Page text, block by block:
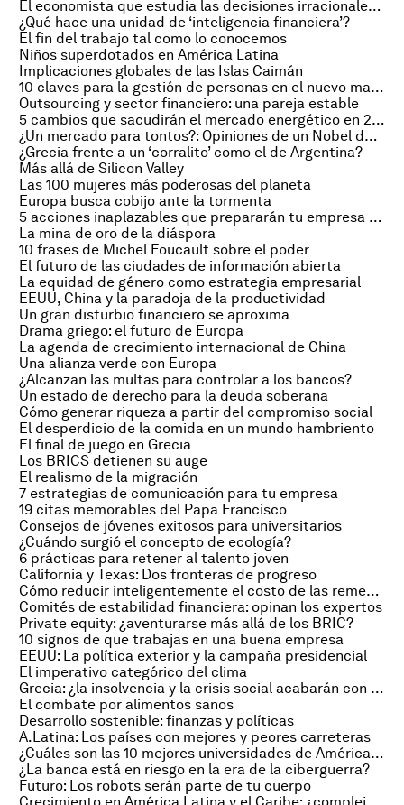
El economista que estudia las decisiones irracionales del dinero
¿Qué hace una unidad de ‘inteligencia financiera’?
El fin del trabajo tal como lo conocemos
Niños superdotados en América Latina
Implicaciones globales de las Islas Caimán
10 claves para la gestión de personas en el nuevo management
Outsourcing y sector financiero: una pareja estable
5 cambios que sacudirán el mercado energético en 25 años
¿Un mercado para tontos?: Opiniones de un Nobel de Economía
¿Grecia frente a un ‘corralito’ como el de Argentina?
Más allá de Silicon Valley
Las 100 mujeres más poderosas del planeta
Europa busca cobijo ante la tormenta
5 acciones inaplazables que prepararán tu empresa para el futuro
La mina de oro de la diáspora
10 frases de Michel Foucault sobre el poder
El futuro de las ciudades de información abierta
La equidad de género como estrategia empresarial
EEUU, China y la paradoja de la productividad
Un gran disturbio financiero se aproxima
Drama griego: el futuro de Europa
La agenda de crecimiento internacional de China
Una alianza verde con Europa
¿Alcanzan las multas para controlar a los bancos?
Un estado de derecho para la deuda soberana
Cómo generar riqueza a partir del compromiso social
El desperdicio de la comida en un mundo hambriento
El final de juego en Grecia
Los BRICS detienen su auge
El realismo de la migración
7 estrategias de comunicación para tu empresa
19 citas memorables del Papa Francisco
Consejos de jóvenes exitosos para universitarios
¿Cuándo surgió el concepto de ecología?
6 prácticas para retener al talento joven
California y Texas: Dos fronteras de progreso
Cómo reducir inteligentemente el costo de las remesas
Comités de estabilidad financiera: opinan los expertos
Private equity: ¿aventurarse más allá de los BRIC?
10 signos de que trabajas en una buena empresa
EEUU: La política exterior y la campaña presidencial
El imperativo categórico del clima
Grecia: ¿la insolvencia y la crisis social acabarán con su futuro?
El combate por alimentos sanos
Desarrollo sostenible: finanzas y políticas
A.Latina: Los países con mejores y peores carreteras
¿Cuáles son las 10 mejores universidades de América Latina?
¿La banca está en riesgo en la era de la ciberguerra?
Futuro: Los robots serán parte de tu cuerpo